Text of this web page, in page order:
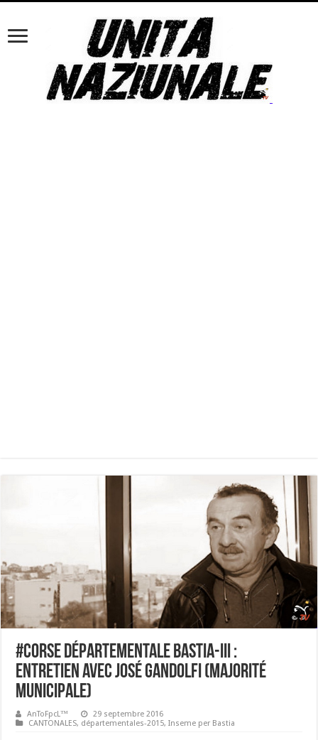
#Corse Départementale Bastia-III :
entretien avec José Gandolfi (majorité
municipale)
AnToFpcL™
29 septembre 2016
CANTONALES, départementales-2015,Inseme per Bastia